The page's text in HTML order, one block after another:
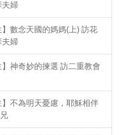
夫婦
數念天國的媽媽(上) 訪花
夫婦
神奇妙的揀選 訪二重教會
不為明天憂慮，耶穌相伴